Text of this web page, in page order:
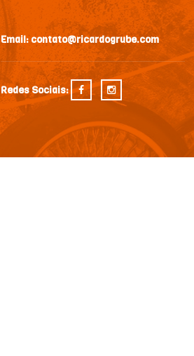
Email: contato@ricardogrube.com
Redes Sociais: